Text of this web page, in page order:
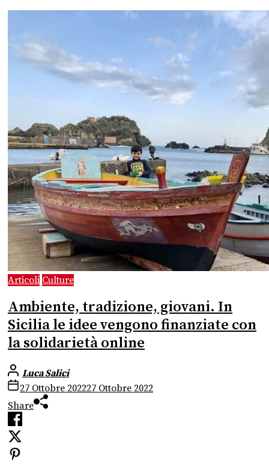
Articoli Culture
Ambiente, tradizione, giovani. In
Sicilia le idee vengono finanziate con
la solidarietà online
Luca Salici
27 Ottobre 202227 Ottobre 2022
Share